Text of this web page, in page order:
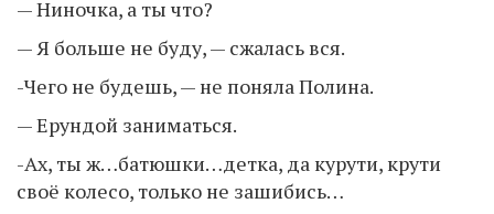
— Ниночка, а ты что?
— Я больше не буду, — сжалась вся.
-Чего не будешь, — не поняла Полина.
— Ерундой заниматься.
-Ах, ты ж…батюшки…детка, да курути, крути
своё колесо, только не зашибись…